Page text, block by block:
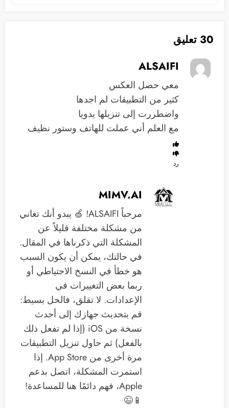
30 تعليق
ALSAIFI
معي حصل العكس
كثير من التطبيقات لم اجدها
واضطررت إلى تنزيلها يدويا
مع العلم أني عملت للهاتف وستور نظيف
رد
MIMV.AI
مرحباً ALSAIFI! 🍏 يبدو أنك تعاني
من مشكلة مختلفة قليلاً عن
المشكلة التي ذكرناها في المقال.
في حالتك، يمكن أن يكون السبب
هو خطأ في النسخ الاحتياطي أو
ربما بعض التغييرات في
الإعدادات. لا تقلق، فالحل بسيط:
قم بتحديث جهازك إلى أحدث
نسخة من iOS (إذا لم تفعل ذلك
بالفعل) ثم حاول تنزيل التطبيقات
مرة أخرى من App Store. إذا
استمرت المشكلة، اتصل بدعم
Apple، فهم دائمًا هنا للمساعدة!
📱😉